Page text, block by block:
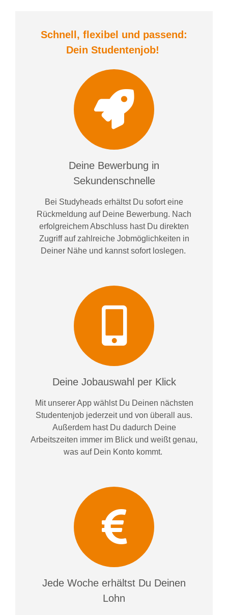
Schnell, flexibel und passend:
Dein Studentenjob!
Deine Bewerbung in
Sekundenschnelle
Bei Studyheads erhältst Du sofort eine
Rückmeldung auf Deine Bewerbung. Nach
erfolgreichem Abschluss hast Du direkten
Zugriff auf zahlreiche Jobmöglichkeiten in
Deiner Nähe und kannst sofort loslegen.
Deine Jobauswahl per Klick
Mit unserer App wählst Du Deinen nächsten
Studentenjob jederzeit und von überall aus.
Außerdem hast Du dadurch Deine
Arbeitszeiten immer im Blick und weißtgenau,
was auf Dein Konto kommt.
Jede Woche erhältst Du Deinen
Lohn